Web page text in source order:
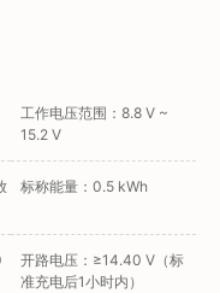
工作电压范围：8.8 V ~
15.2 V
标称能量：0.5 kWh
开路电压：≥14.40 V（标
准充电后1小时内）